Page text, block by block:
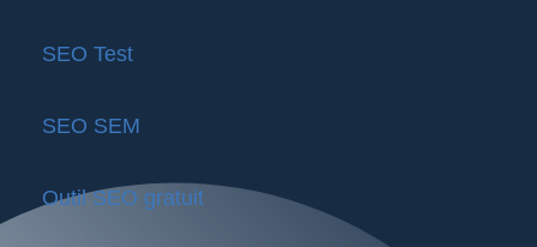
SEO Test
SEO SEM
Outil SEO gratuit